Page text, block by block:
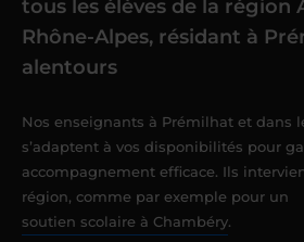
tous les élèves de la région
Rhône-Alpes, résidant à
alentours
Nos enseignants à Prémilhat et dans
s’adaptent à vos disponibilités pour
accompagnement efficace. Ils
région, comme par exemple pour un
soutien scolaire à Chambéry.